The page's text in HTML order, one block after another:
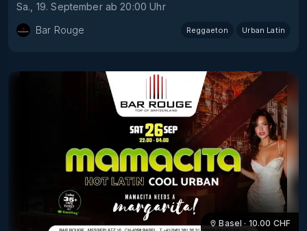
Sa., 19. September ab 20:00 Uhr
Bar Rouge
Reggaeton Urban Latin
Basel · 10.00 CHF